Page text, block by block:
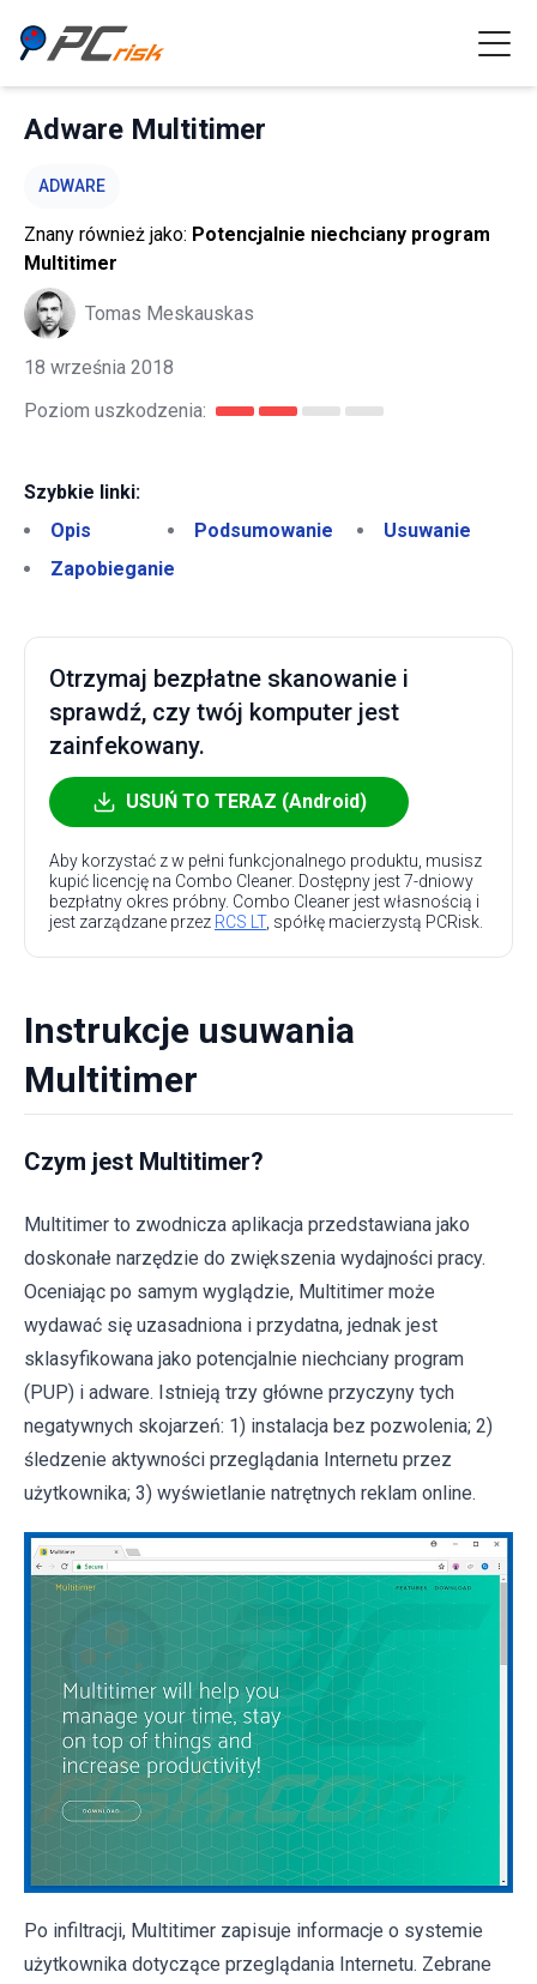
Adware Multitimer
ADWARE
Znany również jako: Potencjalnie niechciany program
Multitimer
Tomas Meskauskas
18 września 2018
Poziom uszkodzenia:
Szybkie linki:
Opis
Podsumowanie
Usuwanie
Zapobieganie
Otrzymaj bezpłatne skanowanie i
sprawdź, czy twój komputer jest
zainfekowany.
USUŃ TO TERAZ (Android)
Aby korzystać z w pełni funkcjonalnego produktu, musisz
kupić licencję na Combo Cleaner. Dostępny jest 7-dniowy
bezpłatny okres próbny. Combo Cleaner jest własnością i
jest zarządzane przez RCS LT, spółkę macierzystą PCRisk.
Instrukcje usuwania
Multitimer
Czym jest Multitimer?
Multitimer to zwodnicza aplikacja przedstawiana jako
doskonałe narzędzie do zwiększenia wydajności pracy.
Oceniając po samym wyglądzie, Multitimer może
wydawać się uzasadniona i przydatna, jednak jest
sklasyfikowana jako potencjalnie niechciany program
(PUP) i adware. Istnieją trzy główne przyczyny tych
negatywnych skojarzeń: 1) instalacja bez pozwolenia; 2)
śledzenie aktywności przeglądania Internetu przez
użytkownika; 3) wyświetlanie natrętnych reklam online.
Po infiltracji, Multitimer zapisuje informacje o systemie
użytkownika dotyczące przeglądania Internetu. Zebrane